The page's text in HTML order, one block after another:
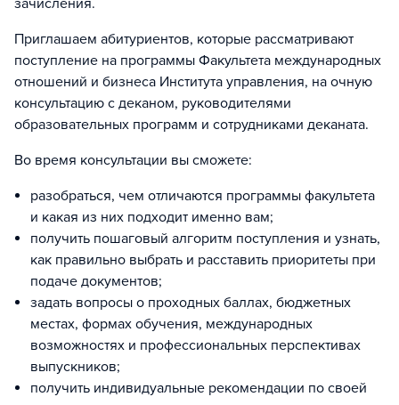
зачисления.
Приглашаем абитуриентов, которые рассматривают
поступление на программы Факультета международных
отношений и бизнеса Института управления, на очную
консультацию с деканом, руководителями
образовательных программ и сотрудниками деканата.
Во время консультации вы сможете:
разобраться, чем отличаются программы факультета
и какая из них подходит именно вам;
получить пошаговый алгоритм поступления и узнать,
как правильно выбрать и расставить приоритеты при
подаче документов;
задать вопросы о проходных баллах, бюджетных
местах, формах обучения, международных
возможностях и профессиональных перспективах
выпускников;
получить индивидуальные рекомендации по своей